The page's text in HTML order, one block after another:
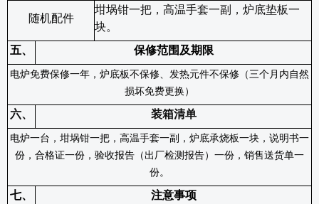
随机配件
坩埚钳一把，高温手套一副，炉底垫板一
块。
五、
保修范围及期限
电炉免费保修一年，炉底板不保修、发热元件不保修（三个月内自然
损坏免费更换）
六、 装箱清单
电炉一台，坩埚钳一把，高温手套一副，炉底承烧板一块，说明书一
份，合格证一份，验收报告（出厂检测报告）一份，销售送货单一
份。
七、 注意事项